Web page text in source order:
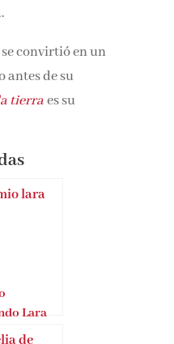
se convirtió en un
antes de su
tierraes su
Lara